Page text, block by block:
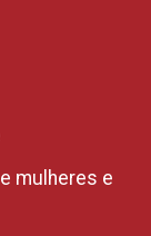
mulheres e